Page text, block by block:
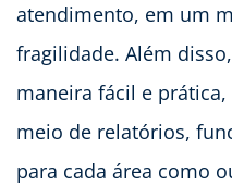
atendimento, em um
fragilidade. Além
maneira fácil e
meio de relatórios,
para cada área como